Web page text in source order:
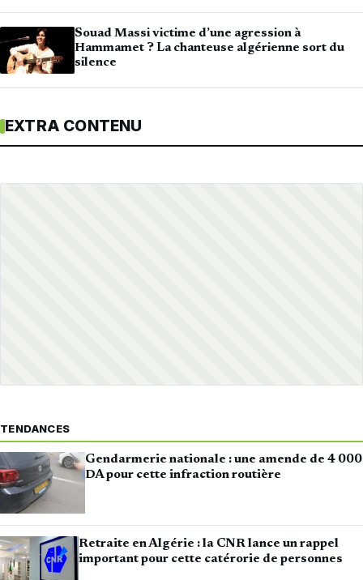
Souad Massi victime d’une agression à
Hammamet ? La chanteuse algérienne sort du
silence
EXTRA CONTENU
TENDANCES
Gendarmerie nationale : une amende de 4 000
DA pour cette infraction routière
Retraite en Algérie : la CNR lance un rappel
important pour cette catérorie de personnes